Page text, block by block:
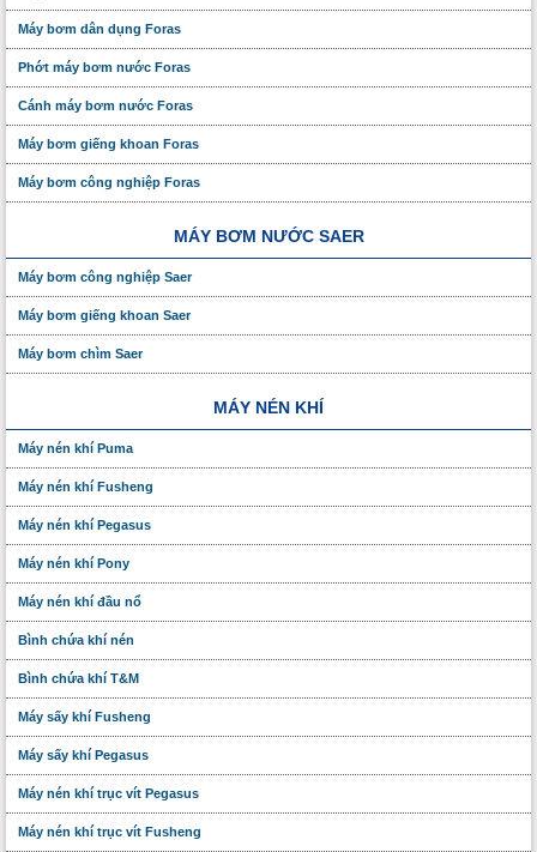
Máy bơm dân dụng Foras
Phớt máy bơm nước Foras
Cánh máy bơm nước Foras
Máy bơm giếng khoan Foras
Máy bơm công nghiệp Foras
MÁY BƠM NƯỚC SAER
Máy bơm công nghiệp Saer
Máy bơm giếng khoan Saer
Máy bơm chìm Saer
MÁY NÉN KHÍ
Máy nén khí Puma
Máy nén khí Fusheng
Máy nén khí Pegasus
Máy nén khí Pony
Máy nén khí đầu nổ
Bình chứa khí nén
Bình chứa khí T&M
Máy sấy khí Fusheng
Máy sấy khí Pegasus
Máy nén khí trục vít Pegasus
Máy nén khí trục vít Fusheng